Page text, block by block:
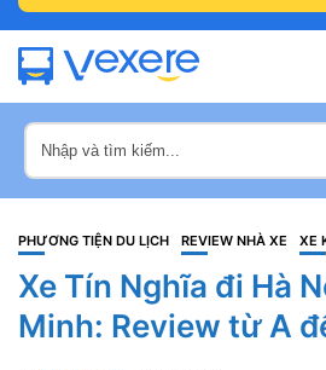
PHƯƠNG TIỆN DU LỊCH REVIEW NHÀ XE XE
Xe Tín Nghĩa đi Hà
Minh: Review từ A